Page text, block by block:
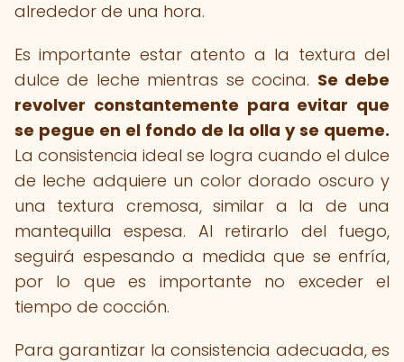
alrededor de una hora.
Es importante estar atento a la textura del
dulce de leche mientras se cocina. Se debe
revolver constantemente para evitar que
se pegue en el fondo de la olla y se queme.
La consistencia ideal se logra cuando el dulce
de leche adquiere un color dorado oscuro y
una textura cremosa, similar a la de una
mantequilla espesa. Al retirarlo del fuego,
seguirá espesando a medida que se enfría,
por lo que es importante no exceder el
tiempo de cocción.
Para garantizar la consistencia adecuada, es